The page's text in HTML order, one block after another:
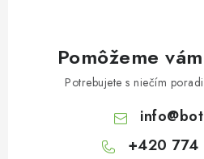
Pomôžeme
Potrebujete s niečím
info@
+420 774